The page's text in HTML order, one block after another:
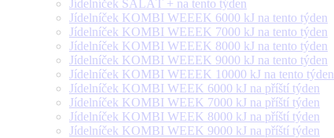
Jídelníček SALÁT + na tento týden
Jídelníček KOMBI WEEEK 6000 kJ na tento týden
Jídelníček KOMBI WEEEK 7000 kJ na tento týden
Jídelníček KOMBI WEEEK 8000 kJ na tento týden
Jídelníček KOMBI WEEEK 9000 kJ na tento týden
Jídelníček KOMBI WEEEK 10000 kJ na tento týden
Jídelníček KOMBI WEEK 6000 kJ na příští týden
Jídelníček KOMBI WEEK 7000 kJ na příští týden
Jídelníček KOMBI WEEK 8000 kJ na příští týden
Jídelníček KOMBI WEEK 9000 kJ na příští týden